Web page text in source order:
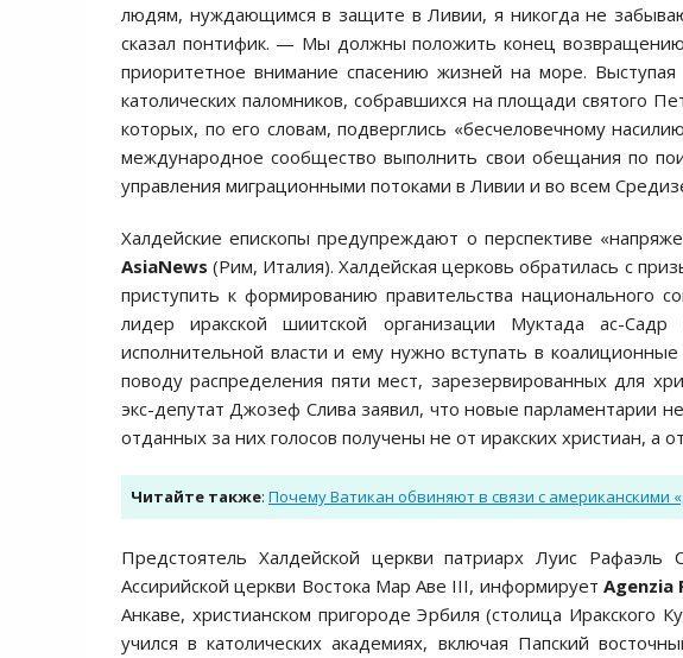
людям, нуждающимся в защите в Ливии, я никогда не
сказал понтифик. — Мы должны положить конец
приоритетное внимание спасению жизней на море. Выступая
католических паломников, собравшихся на площади святого
которых, по его словам, подверглись «бесчеловечному
международное сообщество выполнить свои обещания по
управления миграционными потоками в Ливии и во всем
Халдейские епископы предупреждают о перспективе
AsiaNews (Рим, Италия). Халдейская церковь обратилась с
приступить к формированию правительства национального
лидер иракской шиитской организации Муктада ас-
исполнительной власти и ему нужно вступать в
поводу распределения пяти мест, зарезервированных для
экс-депутат Джозеф Слива заявил, что новые парламентарии
отданных за них голосов получены не от иракских христиан, а
Читайте также: Почему Ватикан обвиняют в связи с американскими
Предстоятель Халдейской церкви патриарх Луис Рафаэль
Ассирийской церкви Востока Мар Аве III, информирует Agenzia
Анкаве, христианском пригороде Эрбиля (столица
учился в католических академиях, включая Папский